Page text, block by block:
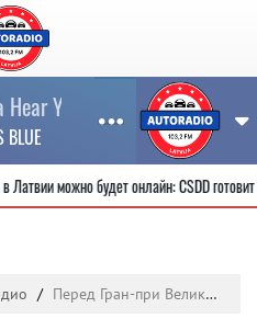
Hear Your Heartbeat (Sunday
в Латвии можно будет онлайн: CSDD
Перед Гран-при Великобритании гонщики «Формулы-1» пересели на болиды LEGO